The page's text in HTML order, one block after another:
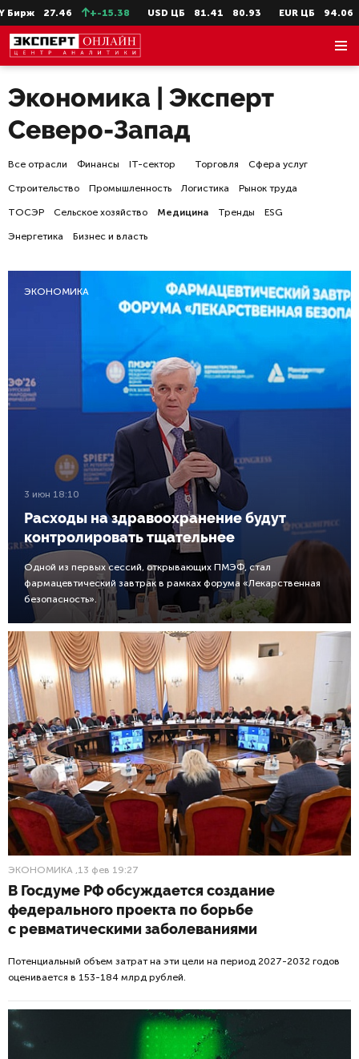
+-15.38 USD ЦБ 81.41 80.93 EUR ЦБ 94.06 93.19
Экономика | Эксперт
Северо-Запад
Все отрасли Финансы IT-сектор Торговля Сфера услуг
Строительство Промышленность Логистика Рынок труда
ТОСЭР Сельское хозяйство Медицина Тренды ESG
Энергетика Бизнес и власть
ЭКОНОМИКА
3 июн 18:10
Расходы на здравоохранение будут
контролировать тщательнее
Одной из первых сессий, открывающих ПМЭФ, стал
фармацевтический завтрак в рамках форума «Лекарственная
безопасность».
ЭКОНОМИКА ,13 фев 19:27
В Госдуме РФ обсуждается создание
федерального проекта по борьбе
с ревматическими заболеваниями
Потенциальный объем затрат на эти цели на период 2027-2032 годов
оценивается в 153-184 млрд рублей.